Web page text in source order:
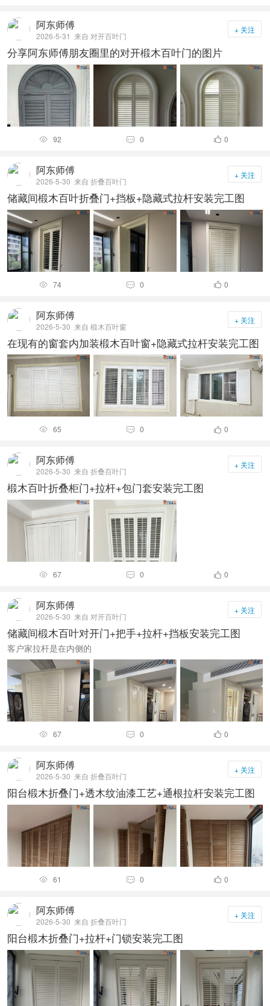
阿东师傅
2026-5-31 来自 对开百叶门
+ 关注
分享阿东师傅朋友圈里的对开椴木百叶门的图片
 92  0  0
阿东师傅
2026-5-30 来自 折叠百叶门
+ 关注
储藏间椴木百叶折叠门+挡板+隐藏式拉杆安装完工图
 74  0  0
阿东师傅
2026-5-30 来自 椴木百叶窗
+ 关注
在现有的窗套内加装椴木百叶窗+隐藏式拉杆安装完工图
 65  0  0
阿东师傅
2026-5-30 来自 折叠百叶门
+ 关注
椴木百叶折叠柜门+拉杆+包门套安装完工图
 67  0  0
阿东师傅
2026-5-30 来自 对开百叶门
+ 关注
储藏间椴木百叶对开门+把手+拉杆+挡板安装完工图
客户家拉杆是在内侧的
 67  0  0
阿东师傅
2026-5-30 来自 折叠百叶门
+ 关注
阳台椴木折叠门+透木纹油漆工艺+通根拉杆安装完工图
 61  0  0
阿东师傅
2026-5-30 来自 折叠百叶门
+ 关注
阳台椴木折叠门+拉杆+门锁安装完工图